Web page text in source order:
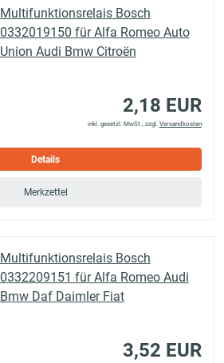
Multifunktionsrelais Bosch
0332019150 für Alfa Romeo Auto
Union Audi Bmw Citroën
2,18 EUR
inkl. gesetzl. MwSt., zzgl. Versandkosten
Details
Merkzettel
Multifunktionsrelais Bosch
0332209151 für Alfa Romeo Audi
Bmw Daf Daimler Fiat
3,52 EUR